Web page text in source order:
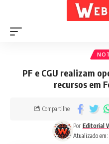
PF e CGU realizam
recursos em
Atualizado em:
Por Editorial
Compartilhe